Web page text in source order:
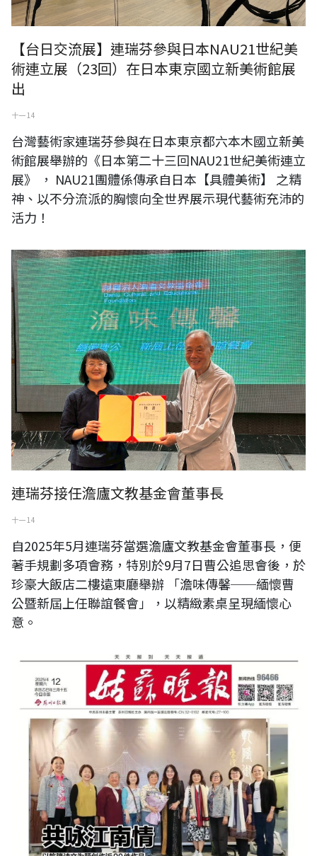
【台日交流展】連瑞芬參與日本NAU21世紀美
術連立展（23回）在日本東京國立新美術館展
出
十一 14
台灣藝術家連瑞芬參與在日本東京都六本木國立新美
術館展舉辦的《日本第二十三回NAU21世紀美術連立
展》 ， NAU21團體係傳承自日本【具體美術】 之精
神、以不分流派的胸懷向全世界展示現代藝術充沛的
活力！
連瑞芬接任澹廬文教基金會董事長
十一 14
自2025年5月連瑞芬當選澹廬文教基金會董事長，便
著手規劃多項會務，特別於9月7日曹公追思會後，於
珍豪大飯店二樓遠東廳舉辦 「澹味傳馨──緬懷曹
公暨新屆上任聯誼餐會」，以精緻素桌呈現緬懷心
意。